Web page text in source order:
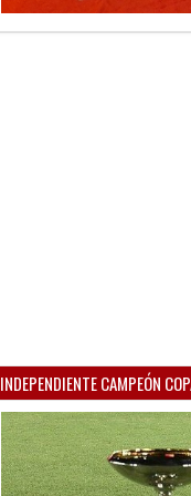
clásico
May
2026
INDEPENDIENTE CAMPEÓN